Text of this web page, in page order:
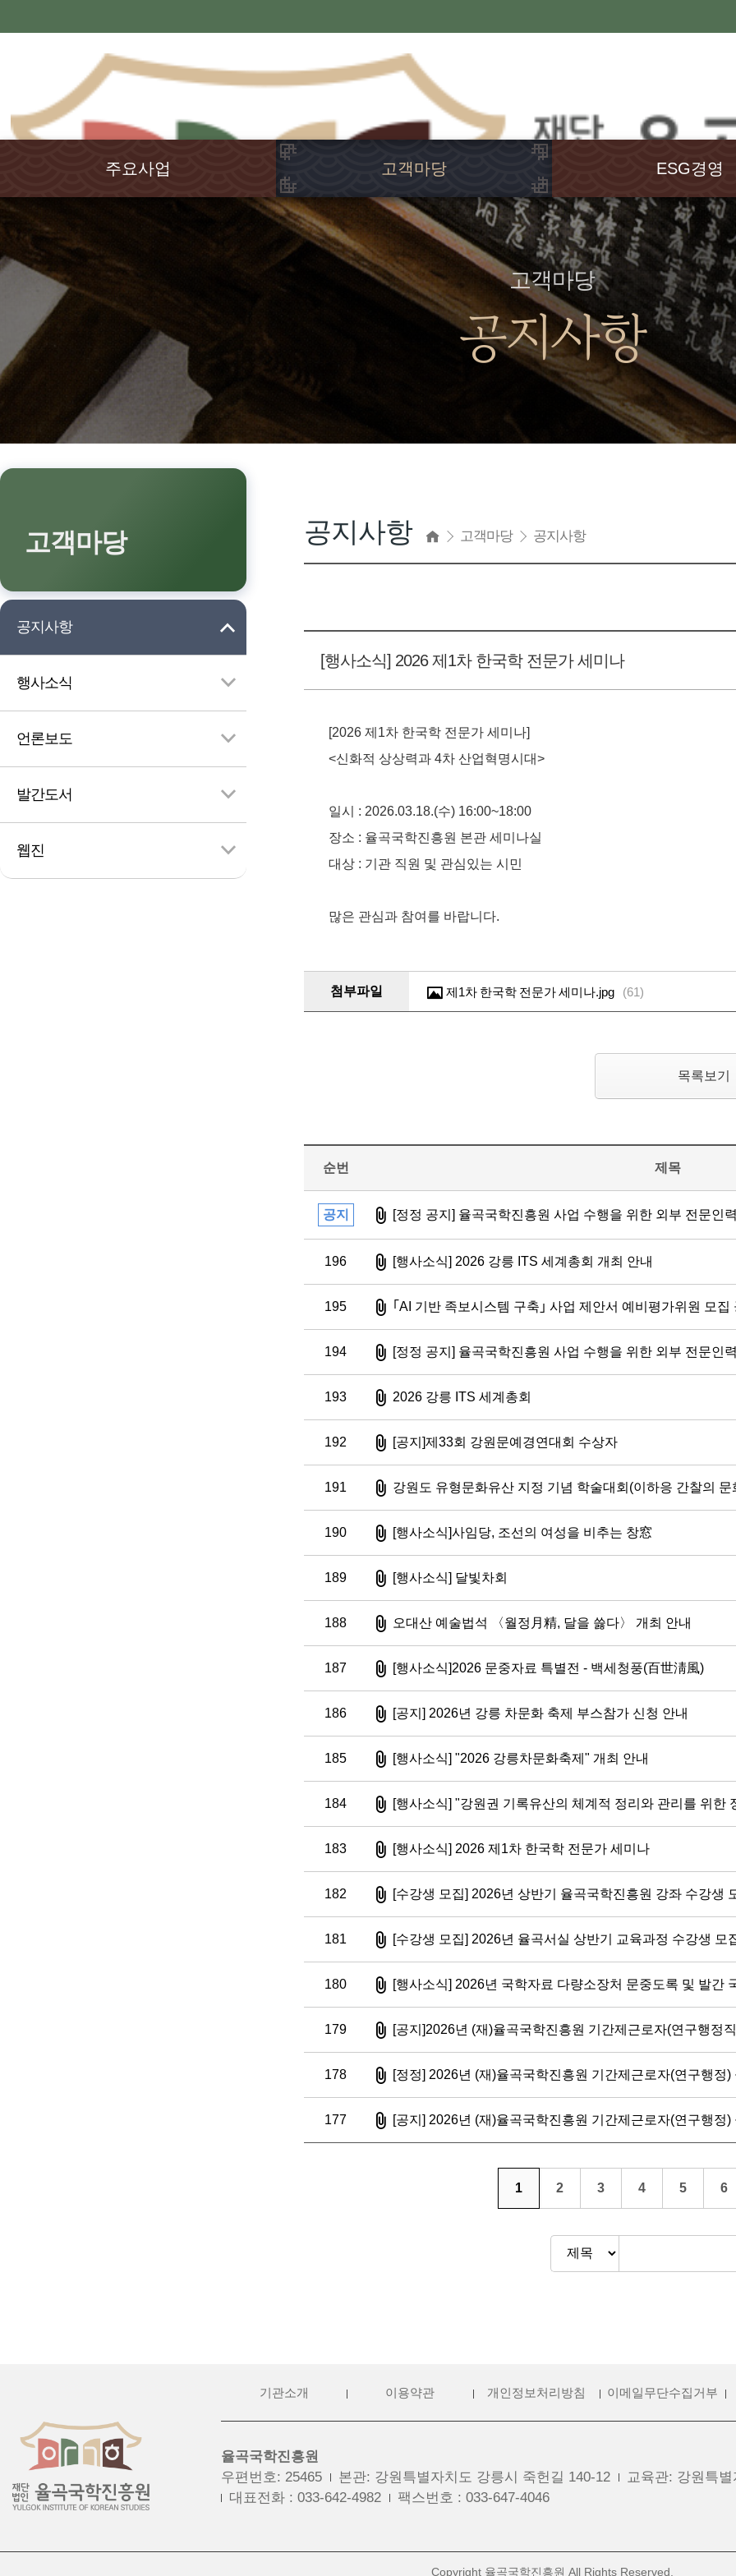
주요사업
율곡학
전통문화
고객마당
공지사항
행사소식
언론보도
발간도서
ESG경영
윤리경영
고객헌장
인권경영
경영공시
고객마당
공지사항
고객마당
공지사항
행사소식
언론보도
발간도서
웹진
공지사항 고객마당 공지사항
[행사소식] 2026 제1차 한국학 전문가 세미나
[2026 제1차 한국학 전문가 세미나]
<신화적 상상력과 4차 산업혁명시대>
일시 : 2026.03.18.(수) 16:00~18:00
장소 : 율곡국학진흥원 본관 세미나실
대상 : 기관 직원 및 관심있는 시민
많은 관심과 참여를 바랍니다.
첨부파일 제1차 한국학 전문가 세미나.jpg (61)
목록보기
순번 제목
공지 첨부된 파일있음
[정정 공지] 율곡국학진흥원 사업 수행을 위한 외부 전문인
196 첨부파일
[행사소식] 2026 강릉 ITS 세계총회 개최 안내
195 첨부파일
｢AI 기반 족보시스템 구축｣ 사업 제안서 예비평가위원 모집
194 첨부파일
[정정 공지] 율곡국학진흥원 사업 수행을 위한 외부 전문인
193 첨부파일
2026 강릉 ITS 세계총회
192 첨부파일
[공지]제33회 강원문예경연대회 수상자
191 첨부파일
강원도 유형문화유산 지정 기념 학술대회(이하응 간찰의
190 첨부파일
[행사소식]사임당, 조선의 여성을 비추는 창窓
189 첨부파일
[행사소식] 달빛차회
188 첨부파일
오대산 예술법석 〈월정月精, 달을 쓿다〉 개최 안내
187 첨부파일
[행사소식]2026 문중자료 특별전 - 백세청풍(百世淸風)
186 첨부파일
[공지] 2026년 강릉 차문화 축제 부스참가 신청 안내
185 첨부파일
[행사소식] "2026 강릉차문화축제" 개최 안내
184 첨부파일
[행사소식] "강원권 기록유산의 체계적 정리와 관리를 위한
183 첨부파일
[행사소식] 2026 제1차 한국학 전문가 세미나
182 첨부파일
[수강생 모집] 2026년 상반기 율곡국학진흥원 강좌 수강생
181 첨부파일
[수강생 모집] 2026년 율곡서실 상반기 교육과정 수강생 모
180 첨부파일
[행사소식] 2026년 국학자료 다량소장처 문중도록 및 발간
179 첨부파일
[공지]2026년 (재)율곡국학진흥원 기간제근로자(연구행정
178 첨부파일
[정정] 2026년 (재)율곡국학진흥원 기간제근로자(연구행정) 공개
177 첨부파일
[공지] 2026년 (재)율곡국학진흥원 기간제근로자(연구행정) 공개
1 2 3 4 5 6
기관소개 이용약관 개인정보처리방침 이메일무단수집거부
율곡국학진흥원
우편번호: 25465 본관: 강원특별자치도 강릉시 죽헌길 140-12 교육관: 강원특
대표전화 : 033-642-4982 팩스번호 : 033-647-4046
Copyright 율곡국학진흥원 All Rights Reserved.